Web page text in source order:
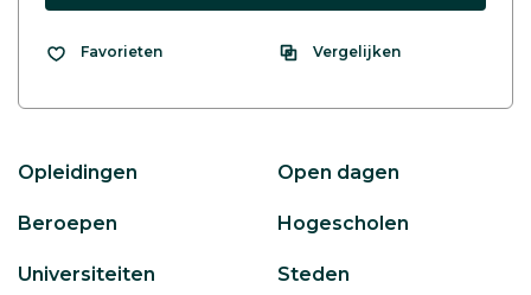
Favorieten Vergelijken
Opleidingen Open dagen
Beroepen Hogescholen
Universiteiten Steden